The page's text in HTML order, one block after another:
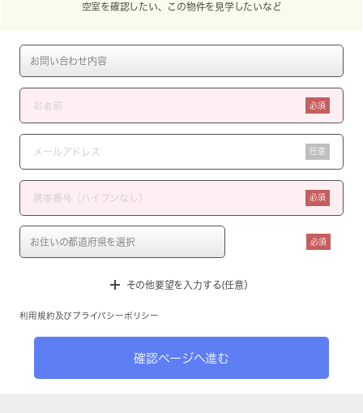
空室を確認したい、この物件を見学したいなど
必須
任意
必須
必須
その他要望を入力する(任意）
利用規約 及び プライバシーポリシー
確認ページへ進む